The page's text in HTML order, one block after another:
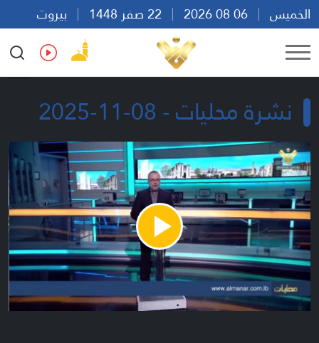
الخميس
بيروت
08:15
Ar En Fr Es
نشرة محليات - 08-11-2025
Play
Video